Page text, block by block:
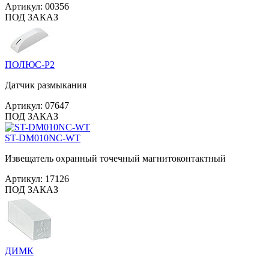
Артикул: 00356
ПОД ЗАКАЗ
ПОЛЮС-Р2
Датчик размыкания
Артикул: 07647
ПОД ЗАКАЗ
ST-DM010NC-WT
Извещатель охранный точечный магнитоконтактный
Артикул: 17126
ПОД ЗАКАЗ
ДИМК